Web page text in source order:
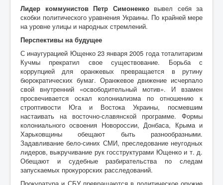
Лидер коммунистов Петр Симоненковывел себя за
скобки политического уравнения Украины. По крайней мере
на уровне улицы и народных стремлений.
Перспективы на будущее
С инаугурацией Ющенко 23 января 2005 года тоталитаризм
Кучмы прекратил свое существование. Борьба с
коррупцией для оранжевых превращается в рутину
бюрократических бумаг. Оранжевое движение исчерпало
свой внутренний «освободительный мотив». И взамен
просвечивается оскал колониализма по отношению к
строптивости Юга и Востока Украины, посмевшим
настаивать на восточно-славянской программе. Формы
колониального освоения Новороссии, Донбаса, Крыма и
Харьковщины обещают быть разнообразными.
Задавливание бело-синих СМИ, преследование неугодных
лидеров, выкручивание рук госструктурами Ющенко и т. д.
Обещают и судебные разбирательства по следам
запускаемых прокурорских расследований.
Прокуратура и СБУ превращаются в политическое оружие